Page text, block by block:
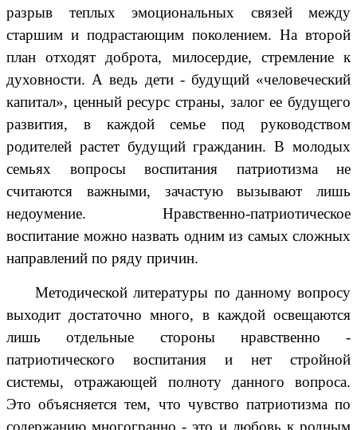
разрыв теплых эмоциональных связей между
старшим и подрастающим поколением. На второй
план отходят доброта, милосердие, стремление к
духовности. А ведь дети - будущий «человеческий
капитал», ценный ресурс страны, залог ее будущего
развития, в каждой семье под руководством
родителей растет будущий гражданин. В молодых
семьях вопросы воспитания патриотизма не
считаются важными, зачастую вызывают лишь
недоумение. Нравственно-патриотическое
воспитание можно назвать одним из самых сложных
направлений по ряду причин.
Методической литературы по данному вопросу
выходит достаточно много, в каждой освещаются
лишь отдельные стороны нравственно -
патриотического воспитания и нет стройной
системы, отражающей полноту данного вопроса.
Это объясняется тем, что чувство патриотизма по
содержанию многогранно - это и любовь к родным